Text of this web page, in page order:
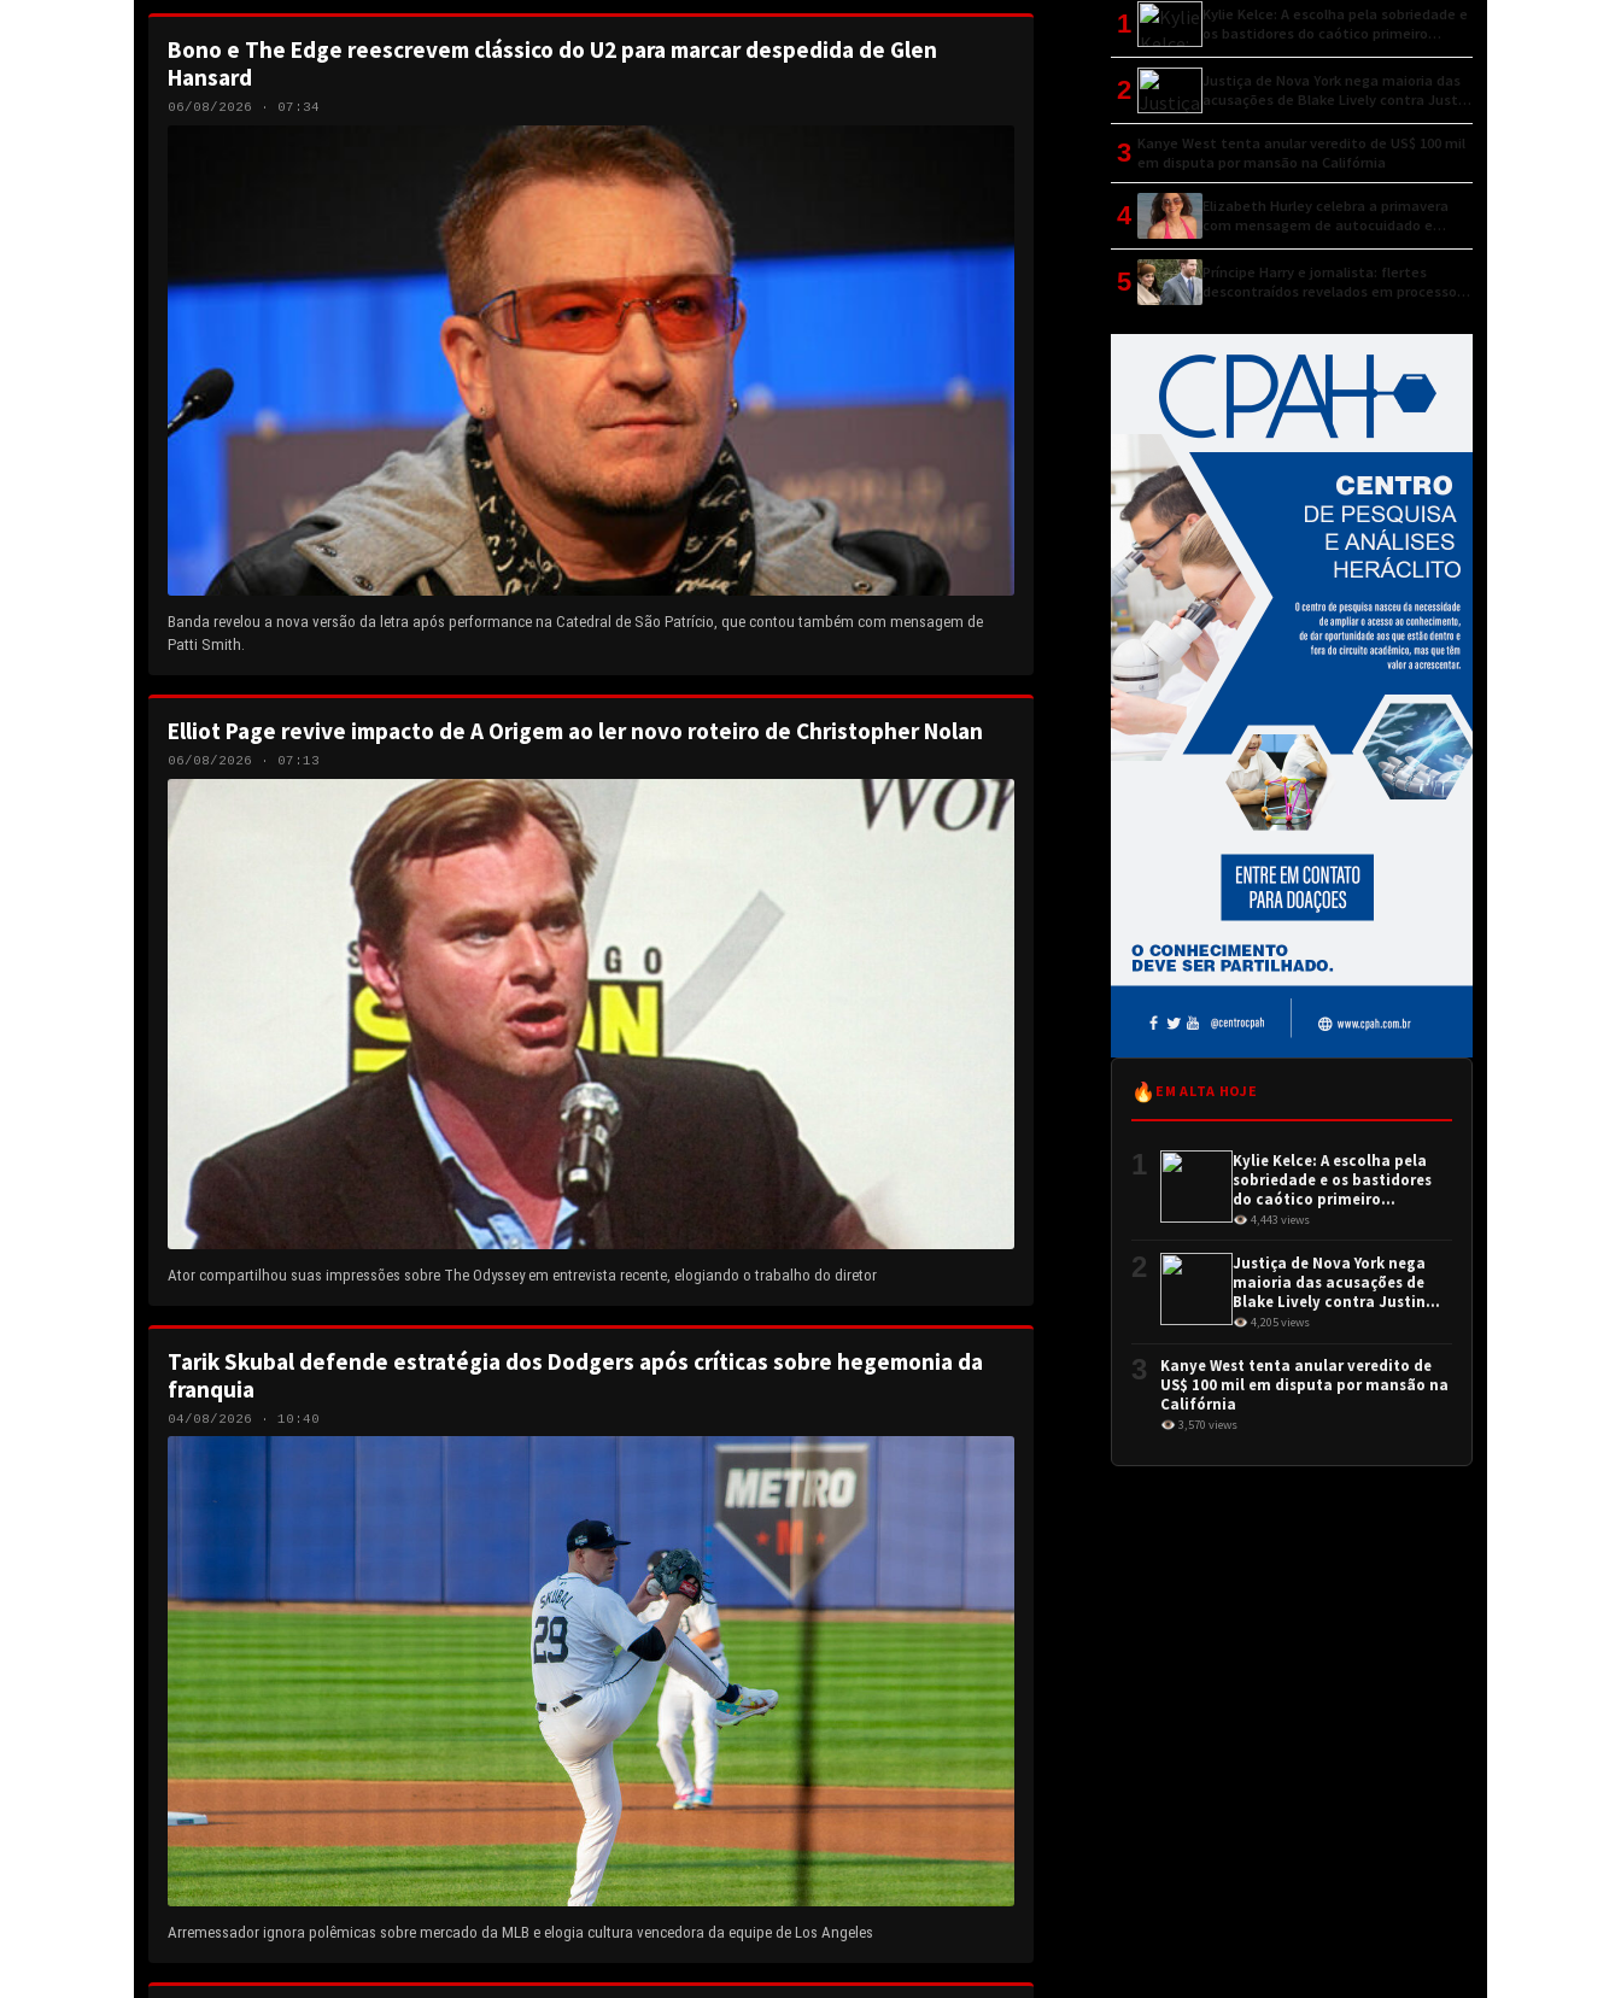
Bono e The Edge reescrevem clássico do U2 para marcar despedida de Glen
Hansard
06/08/2026 · 07:34
Banda revelou a nova versão da letra após performance na Catedral de São Patrício, que contou também com mensagem de
Patti Smith.
Elliot Page revive impacto de A Origem ao ler novo roteiro de Christopher Nolan
06/08/2026 · 07:13
Ator compartilhou suas impressões sobre The Odyssey em entrevista recente, elogiando o trabalho do diretor
Tarik Skubal defende estratégia dos Dodgers após críticas sobre hegemonia da
franquia
04/08/2026 · 10:40
Arremessador ignora polêmicas sobre mercado da MLB e elogia cultura vencedora da equipe de Los Angeles
1
Kylie Kelce: A escolha pela sobriedade e
os bastidores do caótico primeiro
encontro
2
Justiça de Nova York nega maioria das
acusações de Blake Lively contra Justin
Baldoni
3 Kanye West tenta anular veredito de US$ 100 mil
em disputa por mansão na Califórnia
4
Elizabeth Hurley celebra a primavera
com mensagem de autocuidado e
conexão natural
5
Príncipe Harry e jornalista: flertes
descontraídos revelados em processo
🔥 EM ALTA HOJE
1
Kylie Kelce: A escolha pela
sobriedade e os bastidores
do caótico primeiro
encontro
👁 4,443 views
2
Justiça de Nova York nega
maioria das acusações de
Blake Lively contra Justin
Baldoni
👁 4,205 views
3
Kanye West tenta anular veredito de
US$ 100 mil em disputa por mansão na
Califórnia
👁 3,570 views